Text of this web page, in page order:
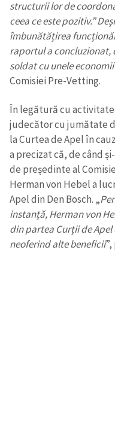
structurii lor de
ceea ce este pozitiv.”
îmbunătățirea
raportul a concluzionat,
soldat cu unele
Comisiei Pre-Vetting.
În legătură cu
judecător cu jumătate
la Curtea de Apel în
a precizat că, de când
de președinte al
Herman von Hebel a
Apel din Den Bosch. „
instanță, Herman von
din partea Curții de
neoferind alte beneficii